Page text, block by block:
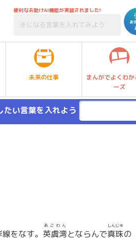
便利なお助けAI機能が実装されました!
未来の仕事
まんがでよくわか
ーズ
たい言葉を入れよう
をなす。 英虞湾
あごわん
とならんで真珠
しんじゅ
の